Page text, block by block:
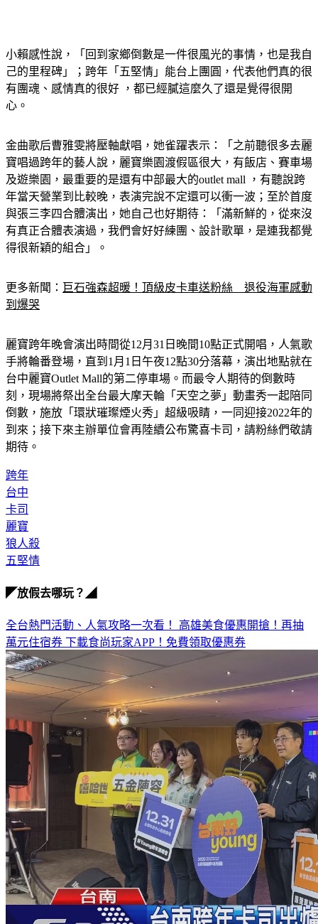
小賴感性說，「回到家鄉倒數是一件很風光的事情，也是我自
己的里程碑」；跨年「五堅情」能台上團圓，代表他們真的很
有團魂、感情真的很好 ，都已經膩這麼久了還是覺得很開
心。
金曲歌后曹雅雯將壓軸獻唱，她雀躍表示：「之前聽很多去麗
寶唱過跨年的藝人說，麗寶樂園渡假區很大，有飯店、賽車場
及遊樂園，最重要的是還有中部最大的outlet mall ，有聽說跨
年當天營業到比較晚，表演完說不定還可以衝一波；至於首度
與張三李四合體演出，她自己也好期待：「滿新鮮的，從來沒
有真正合體表演過，我們會好好練團、設計歌單，是連我都覺
得很新穎的組合」。
更多新聞： 巨石強森超暖！頂級皮卡車送粉絲　退役海軍感動
到爆哭
麗寶跨年晚會演出時間從12月31日晚間10點正式開唱，人氣歌
手將輪番登場，直到1月1日午夜12點30分落幕，演出地點就在
台中麗寶Outlet Mall的第二停車場。而最令人期待的倒數時
刻，現場將祭出全台最大摩天輪「天空之夢」動畫秀一起陪同
倒數，施放「環狀璀璨煙火秀」超級吸睛，一同迎接2022年的
到來；接下來主辦單位會再陸續公布驚喜卡司，請粉絲們敬請
期待。
跨年
台中
卡司
麗寶
狼人殺
五堅情
◤放假去哪玩？◢
全台熱門活動、人氣攻略一次看！ 高雄美食優惠開搶！再抽
萬元住宿券 下載食尚玩家APP！免費領取優惠券